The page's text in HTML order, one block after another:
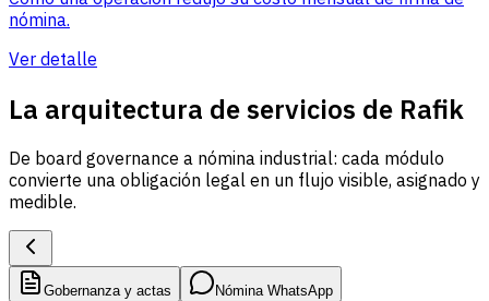
nómina.
Ver detalle
La arquitectura de servicios de Rafik
De board governance a nómina industrial: cada módulo
convierte una obligación legal en un flujo visible, asignado y
medible.
Gobernanza y actas Nómina WhatsApp